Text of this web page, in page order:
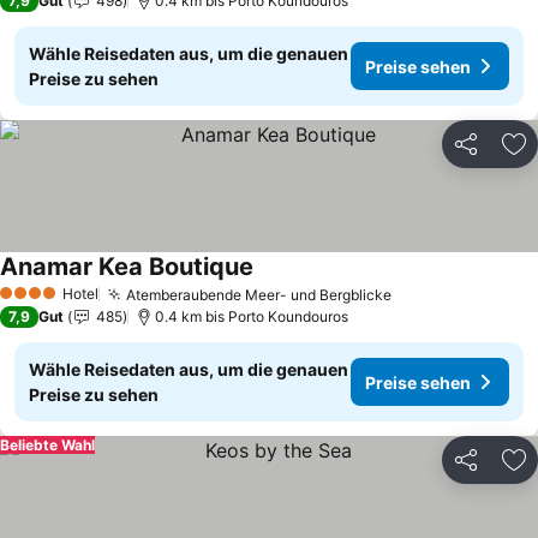
Wähle Reisedaten aus, um die genauen
Preise zu sehen
Preise sehen
Teilen
4 Sterne Hotel Atemberaubende Meer- und Bergblicke
Anamar Kea Boutique
7,9 Gut 485 0.4 km bis Porto Koundouros
Wähle Reisedaten aus, um die genauen
Preise zu sehen
Preise sehen
Teilen
Beliebte Wahl